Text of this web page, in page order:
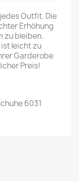
Outfit. Die
Erhöhung
zu bleiben.
leicht zu
Garderobe
Preis!
6031